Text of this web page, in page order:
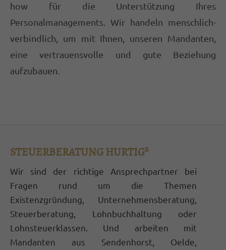
how für die Unterstützung Ihres
Personalmanagements. Wir handeln menschlich-
verbindlich, um mit Ihnen, unseren Mandanten,
eine vertrauensvolle und gute Beziehung
aufzubauen.
STEUERBERATUNG HURTIG²
Wir sind der richtige Ansprechpartner bei
Fragen rund um die Themen
Existenzgründung, Unternehmensberatung,
Steuerberatung, Lohnbuchhaltung oder
Lohnsteuerklassen. Und arbeiten mit
Mandanten aus Sendenhorst, Oelde,